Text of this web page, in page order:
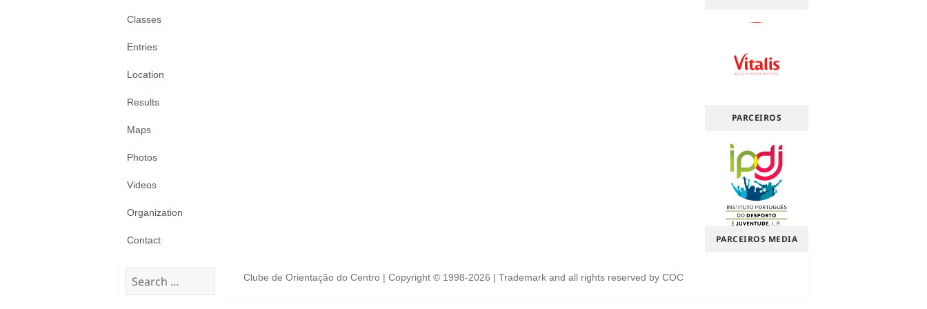
Classes
Entries
Location
Results
Maps
Photos
Videos
Organization
Contact
for:
PARCEIROS
PARCEIROS MEDIA
Clube de Orientação do Centro | Copyright © 1998-2026 | Trademark and all rights reserved by COC